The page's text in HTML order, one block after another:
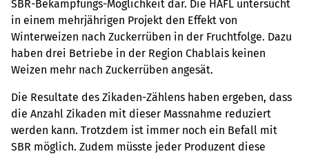
SBR-Bekämpfungs-Möglichkeit dar. Die HAFL untersucht
in einem mehrjährigen Projekt den Effekt von
Winterweizen nach Zuckerrüben in der Fruchtfolge. Dazu
haben drei Betriebe in der Region Chablais keinen
Weizen mehr nach Zuckerrüben angesät.
Die Resultate des Zikaden-Zählens haben ergeben, dass
die Anzahl Zikaden mit dieser Massnahme reduziert
werden kann. Trotzdem ist immer noch ein Befall mit
SBR möglich. Zudem müsste jeder Produzent diese